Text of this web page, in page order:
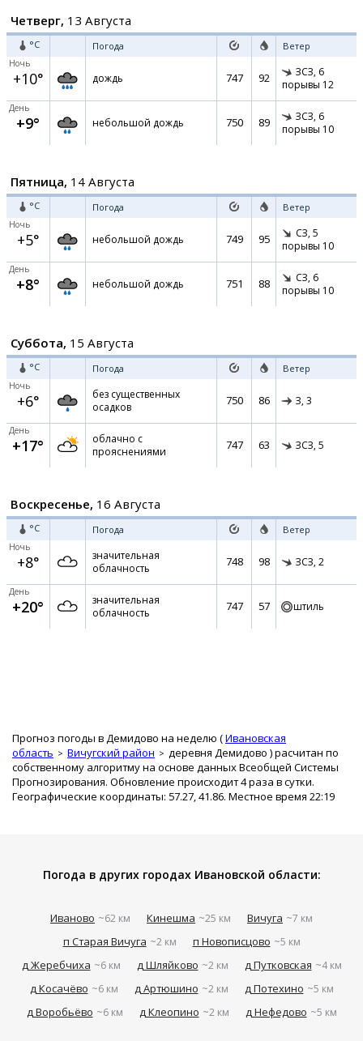
Четверг, 13 Августа
°C Погода Ветер
Ночь
+10° дождь 747 92 ЗСЗ, 6
порывы 12
День
+9° небольшой дождь 750 89 ЗСЗ, 6
порывы 10
Пятница, 14 Августа
°C Погода Ветер
Ночь
+5° небольшой дождь 749 95 СЗ, 5
порывы 10
День
+8° небольшой дождь 751 88 СЗ, 6
порывы 10
Суббота, 15 Августа
°C Погода Ветер
Ночь
+6°
без существенных
осадков
750 86 З, 3
День
+17°
облачно с
прояснениями
747 63 ЗСЗ, 5
Воскресенье, 16 Августа
°C Погода Ветер
Ночь
+8°
значительная
облачность
748 98 ЗСЗ, 2
День
+20°
значительная
облачность
747 57 штиль
Прогноз погоды в Демидово на неделю (Ивановская
область
Вичугский район деревня Демидово ) расчитан по
собственному алгоритму на основе данных Всеобщей Системы
Прогнозирования. Обновление происходит 4 раза в сутки.
Географические координаты: 57.27, 41.86. Местное время 22:19
Погода в других городах Ивановской области:
Иваново ~62 км Кинешма ~25 км Вичуга ~7 км
п Старая Вичуга ~2 км п Новописцово ~5 км
д Жеребчиха ~6 км д Шляйково ~2 км д Путковская ~4 км
д Косачёво ~6 км д Артюшино ~2 км д Потехино ~5 км
д Воробьёво ~6 км д Клеопино ~2 км д Нефедово ~5 км